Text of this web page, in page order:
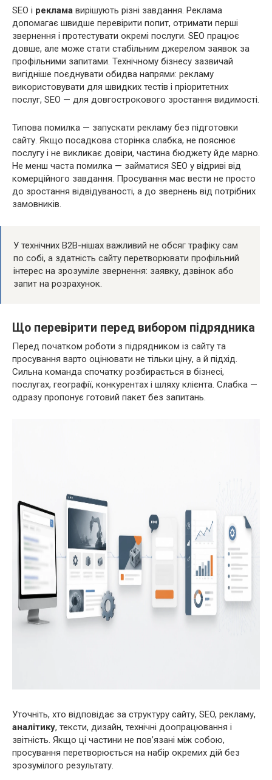
SEO і реклама вирішують різні завдання. Реклама
допомагає швидше перевірити попит, отримати перші
звернення і протестувати окремі послуги. SEO працює
довше, але може стати стабільним джерелом заявок за
профільними запитами. Технічному бізнесу зазвичай
вигідніше поєднувати обидва напрями: рекламу
використовувати для швидких тестів і пріоритетних
послуг, SEO — для довгострокового зростання видимості.
Типова помилка — запускати рекламу без підготовки
сайту. Якщо посадкова сторінка слабка, не пояснює
послугу і не викликає довіри, частина бюджету йде марно.
Не менш часта помилка — займатися SEO у відриві від
комерційного завдання. Просування має вести не просто
до зростання відвідуваності, а до звернень від потрібних
замовників.
У технічних B2B-нішах важливий не обсяг трафіку сам
по собі, а здатність сайту перетворювати профільний
інтерес на зрозуміле звернення: заявку, дзвінок або
запит на розрахунок.
Що перевірити перед вибором підрядника
Перед початком роботи з підрядником із сайту та
просування варто оцінювати не тільки ціну, а й підхід.
Сильна команда спочатку розбирається в бізнесі,
послугах, географії, конкурентах і шляху клієнта. Слабка —
одразу пропонує готовий пакет без запитань.
Уточніть, хто відповідає за структуру сайту, SEO, рекламу,
аналітику, тексти, дизайн, технічні доопрацювання і
звітність. Якщо ці частини не пов’язані між собою,
просування перетворюється на набір окремих дій без
зрозумілого результату.